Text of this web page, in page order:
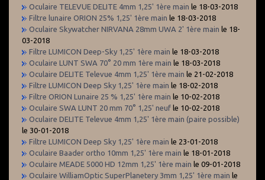
Oculaire TELEVUE DELITE 4mm 1,25' 1ère main le 18-03-2018
Filtre lunaire ORION 25% 1,25' 1ère main le 18-03-2018
Oculaire Skywatcher NIRVANA 28mm UWA 2' 1ère main le 18-
03-2018
Filtre LUMICON Deep-Sky 1,25' 1ère main le 18-03-2018
Oculaire LUNT SWA 70° 20 mm 1ère main le 18-03-2018
Oculaire DELITE Televue 4mm 1,25' 1ère main le 21-02-2018
Filtre LUMICON Deep Sky 1,25' 1ère main le 18-02-2018
Filtre ORION Lunaire 25 % 1,25' 1ère main le 10-02-2018
Oculaire SWA LUNT 20 mm 70° 1,25' neuf le 10-02-2018
Oculaire DELITE Televue 4mm 1,25' 1ère main (paire possible)
le 30-01-2018
Filtre LUMICON Deep Sky 1,25' 1ère main le 23-01-2018
Oculaire Baader ortho 10mm 1,25' 1ère main le 18-01-2018
Oculaire MEADE 5000 HD 12mm 1,25' 1ère main le 09-01-2018
Oculaire WilliamOptic SuperPlanetery 3mm 1,25' 1ère main le